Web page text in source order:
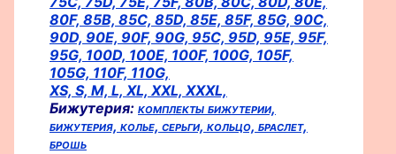
80F, 85B, 85C, 85D, 85E, 85F, 85G, 90C,
90D, 90E, 90F, 90G, 95C, 95D, 95E, 95F,
95G, 100D, 100E, 100F, 100G, 105F,
105G, 110F, 110G,
XS, S, M, L, XL, XXL, XXXL,
Бижутерия: комплекты бижутерии,
бижутерия, колье, серьги, кольцо, браслет,
брошь